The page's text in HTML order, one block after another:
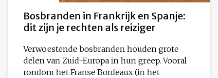
Bosbranden in Frankrijk en Spanje:
dit zijn je rechten als reiziger
Verwoestende bosbranden houden grote
delen van Zuid-Europa in hun greep. Vooral
rondom het Franse Bordeaux (in het